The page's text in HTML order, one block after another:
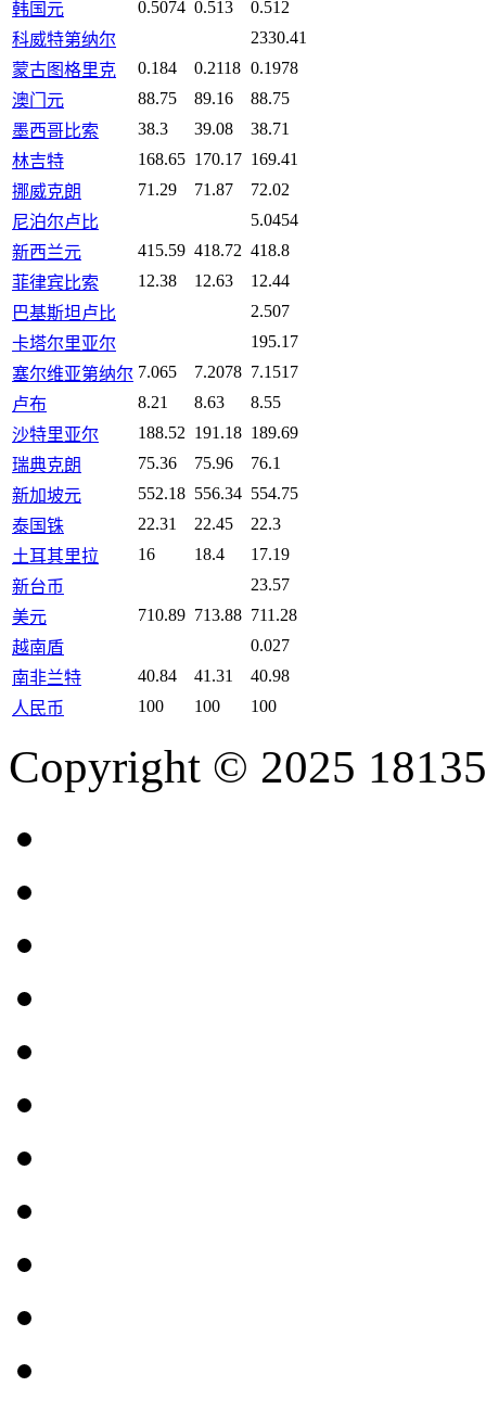
韩国元 0.5074 0.513
0.512
科威特第纳尔
2330.41
蒙古图格里克
0.184 0.2118 0.1978
澳门元
88.75 89.16
88.75
墨西哥比索
38.3 39.08
38.71
林吉特
168.65 170.17 169.41
挪威克朗
71.29 71.87
72.02
尼泊尔卢比
5.0454
新西兰元
415.59 418.72 418.8
菲律宾比索
12.38 12.63
12.44
巴基斯坦卢比
2.507
卡塔尔里亚尔
195.17
塞尔维亚第纳尔 7.065 7.2078 7.1517
卢布
8.21 8.63
8.55
沙特里亚尔
188.52 191.18 189.69
瑞典克朗
75.36 75.96
76.1
新加坡元
552.18 556.34 554.75
泰国铢
22.31 22.45
22.3
土耳其里拉
16 18.4
17.19
新台币
23.57
美元
710.89 713.88 711.28
越南盾
0.027
南非兰特
40.84 41.31
40.98
人民币
100 100 100
Copyright © 2025